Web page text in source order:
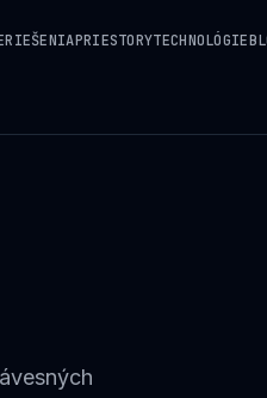
RIEŠENIAPRIESTORYTECHNOLÓGIE